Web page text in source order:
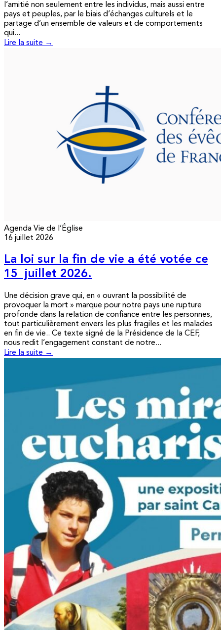
l’amitié non seulement entre les individus, mais aussi entre
pays et peuples, par le biais d’échanges culturels et le
partage d’un ensemble de valeurs et de comportements
qui...
Lire la suite →
Agenda Vie de l’Église
16 juillet 2026
La loi sur la fin de vie a été votée ce
15 juillet 2026.
Une décision grave qui, en « ouvrant la possibilité de
provoquer la mort » marque pour notre pays une rupture
profonde dans la relation de confiance entre les personnes,
tout particulièrement envers les plus fragiles et les malades
en fin de vie.. Ce texte signé de la Présidence de la CEF,
nous redit l’engagement constant de notre...
Lire la suite →